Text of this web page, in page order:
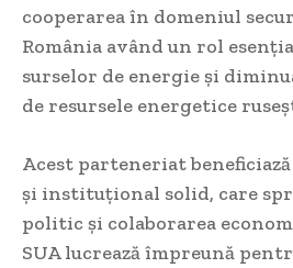
cooperarea în domeniul
România având un rol
surselor de energie și
de resursele energetice
Acest parteneriat
și instituțional solid, care
politic și colaborarea
SUA lucrează împreună